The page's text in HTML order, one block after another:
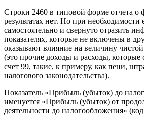
Строки 2460 в типовой форме отчета о
результатах нет. Но при
самостоятельно и свернуто отразить
показателях, которые не включены в
оказывают влияние на величину
(это прочие доходы и расходы, которые
счет 99, такие, к примеру, как пени,
налогового законодательства).
Показатель «Прибыль (убыток) до
именуется «Прибыль (убыток) от
деятельности до налогообложения»